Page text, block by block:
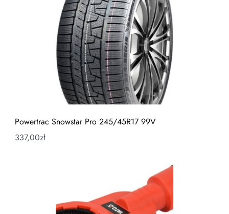
Powertrac Snowstar Pro 245/45R17 99V
337,00zł